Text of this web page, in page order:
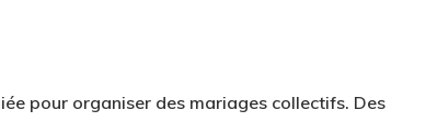
pour organiser des mariages collectifs. Des